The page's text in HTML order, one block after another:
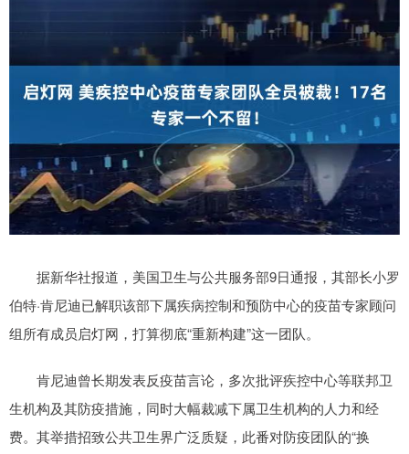
据新华社报道，美国卫生与公共服务部9日通报，其部长小罗
伯特·肯尼迪已解职该部下属疾病控制和预防中心的疫苗专家顾问
组所有成员启灯网，打算彻底“重新构建”这一团队。
肯尼迪曾长期发表反疫苗言论，多次批评疾控中心等联邦卫
生机构及其防疫措施，同时大幅裁减下属卫生机构的人力和经
费。其举措招致公共卫生界广泛质疑，此番对防疫团队的“换